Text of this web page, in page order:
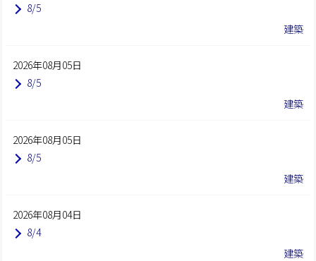
8/5
建築
2026年08月05日
8/5
建築
2026年08月05日
8/5
建築
2026年08月04日
8/4
建築